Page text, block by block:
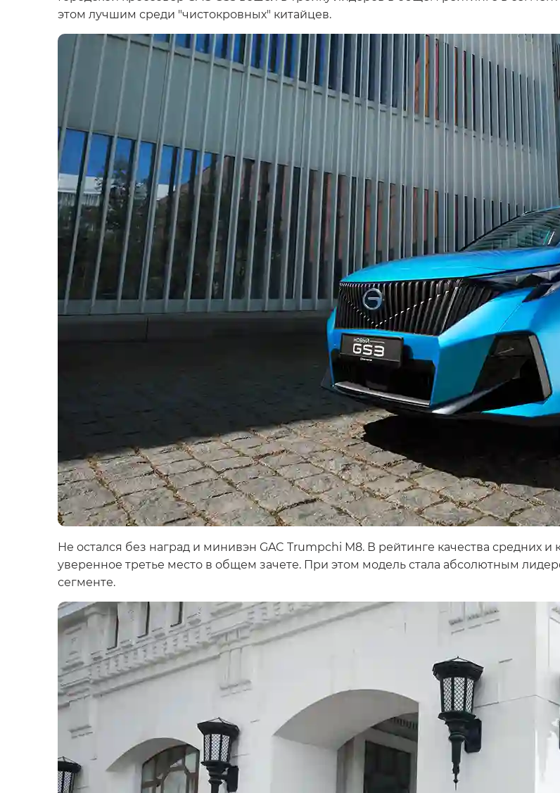
этом лучшим среди "чистокровных" китайцев.
Не остался без наград и минивэн GAC Trumpchi M8. В рейтинге качества средних
уверенное третье место в общем зачете. При этом модель стала абсолютным
сегменте.